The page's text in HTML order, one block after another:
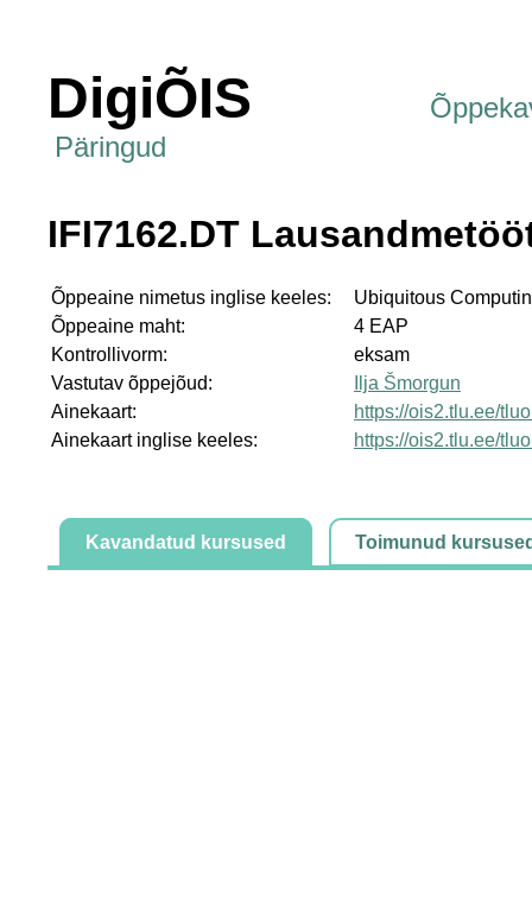
DigiÕIS
Päringud
IFI7162.DT
Õppeaine nimetus inglise keeles:
Ubiquitous
Õppeaine maht:
4 EAP
Kontrollivorm:
eksam
Vastutav õppejõud:
Ilja Šmorgun
Ainekaart:
https://ois2.tlu.ee/
Ainekaart inglise keeles:
https://ois2.tlu.ee/
Kavandatud kursused Toimunud